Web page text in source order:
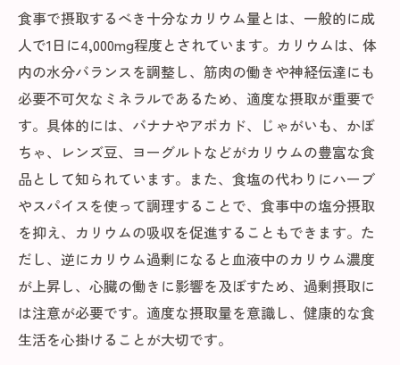
食事で摂取するべき十分なカリウム量とは、一般的に成
人で1日に4,000mg程度とされています。カリウムは、体
内の水分バランスを調整し、筋肉の働きや神経伝達にも
必要不可欠なミネラルであるため、適度な摂取が重要で
す。具体的には、バナナやアボカド、じゃがいも、かぼ
ちゃ、レンズ豆、ヨーグルトなどがカリウムの豊富な食
品として知られています。また、食塩の代わりにハーブ
やスパイスを使って調理することで、食事中の塩分摂取
を抑え、カリウムの吸収を促進することもできます。た
だし、逆にカリウム過剰になると血液中のカリウム濃度
が上昇し、心臓の働きに影響を及ぼすため、過剰摂取に
は注意が必要です。適度な摂取量を意識し、健康的な食
生活を心掛けることが大切です。